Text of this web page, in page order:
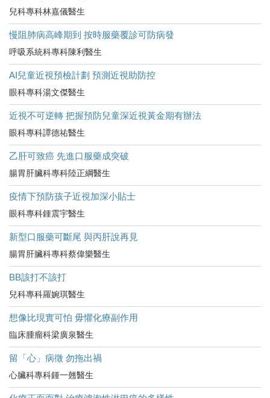
兒科專科林嘉儀醫生
慢阻肺病高峰期到 按時服藥覆診可防病發
呼吸系統科專科陳利醫生
AI兒童近視預檢計劃 預測近視助防控
眼科專科湯文傑醫生
近視不可逆轉 把握預防兒童深近視黃金期有辦法
眼科專科譚德祐醫生
乙肝可致癌 先進口服藥成突破
腸胃肝臟科專科陸正綱醫生
疫情下預防孩子近視加深小貼士
眼科專科鍾震宇醫生
新型口服藥可斷尾 與丙肝說再見
腸胃肝臟科專科蔡偉樂醫生
BB該打不該打
兒科專科羅婉琪醫生
想像比現實可怕 毋懼化療副作用
臨床腫瘤科梁廣泉醫生
留「心」病徵 勿拖出禍
心臟科專科鍾一翹醫生